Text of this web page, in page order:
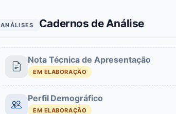
ANÁLISES Cadernos de Análise
Nota Técnica de Apresentação
EM ELABORAÇÃO
Perfil Demográfico
EM ELABORAÇÃO